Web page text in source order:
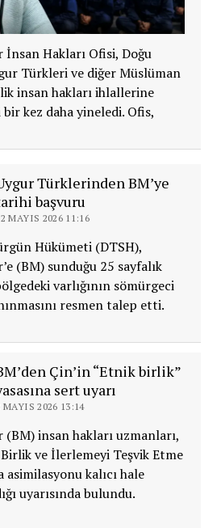
Hakları Ofisi, Doğu
Türkleri ve diğer Müslüman
insan hakları ihlallerine
kez daha yineledi. Ofis,
Türklerinden BM’ye
başvuru
MAYIS 2026 11:16
Hükümeti (DTSH),
(BM) sunduğu 25 sayfalık
varlığının sömürgeci
resmen talep etti.
Çin’in “Etnik birlik”
sert uyarı
MAYIS 2026 13:14
insan hakları uzmanları,
ve İlerlemeyi Teşvik Etme
kalıcı hale
uyarısında bulundu.